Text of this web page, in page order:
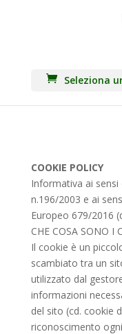
Seleziona
COOKIE POLICY
Informativa ai sensi
n.196/2003 e ai
Europeo 679/2016
CHE COSA SONO I
Il cookie è un
scambiato tra un
utilizzato dal
informazioni
del sito (cd. cookie
riconoscimento